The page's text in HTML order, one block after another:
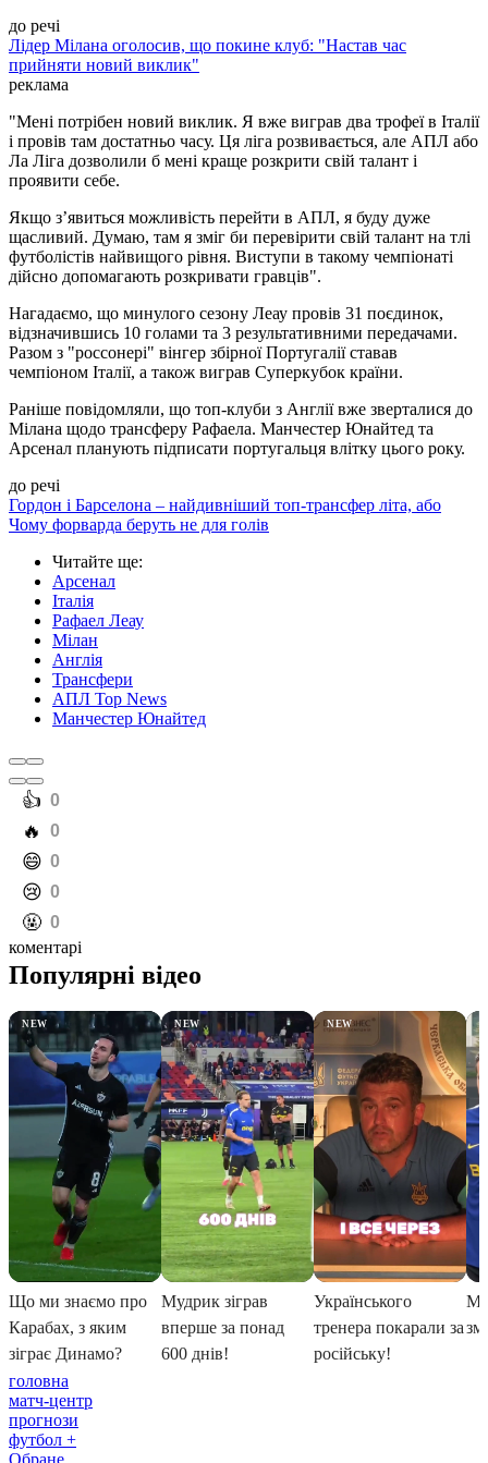
до речі
Лідер Мілана оголосив, що покине клуб: "Настав час
прийняти новий виклик"
реклама
"Мені потрібен новий виклик. Я вже виграв два трофеї в Італії
і провів там достатньо часу. Ця ліга розвивається, але АПЛ або
Ла Ліга дозволили б мені краще розкрити свій талант і
проявити себе.
Якщо з’явиться можливість перейти в АПЛ, я буду дуже
щасливий. Думаю, там я зміг би перевірити свій талант на тлі
футболістів найвищого рівня. Виступи в такому чемпіонаті
дійсно допомагають розкривати гравців".
Нагадаємо, що минулого сезону Леау провів 31 поєдинок,
відзначившись 10 голами та 3 результативними передачами.
Разом з "россонері" вінгер збірної Португалії ставав
чемпіоном Італії, а також виграв Суперкубок країни.
Раніше повідомляли, що топ-клуби з Англії вже зверталися до
Мілана щодо трансферу Рафаела. Манчестер Юнайтед та
Арсенал планують підписати португальця влітку цього року.
до речі
Гордон і Барселона – найдивніший топ-трансфер літа, або
Чому форварда беруть не для голів
Читайте ще:
Арсенал
Італія
Рафаел Леау
Мілан
Англія
Трансфери
АПЛ Top News
Манчестер Юнайтед
️👍 0
️🔥 0
️😄 0
️😢 0
️🤬 0
коментарі
головна
матч-центр
прогнози
футбол +